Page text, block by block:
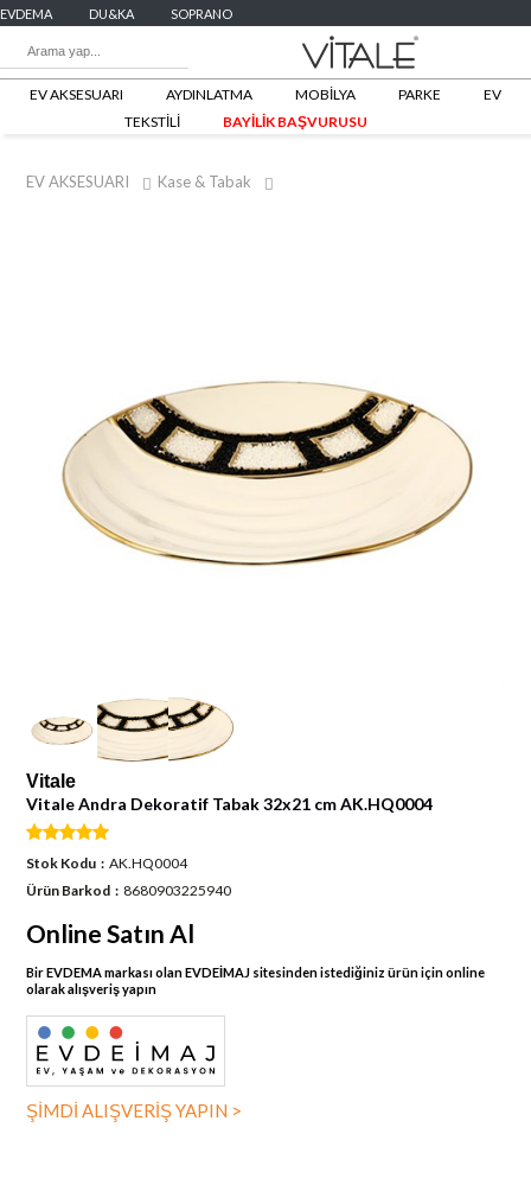
EVDEMA DU&KA SOPRANO
EV AKSESUARI AYDINLATMA MOBİLYA PARKE
EV
TEKSTİLİ
BAYİLİK BAŞVURUSU
EV AKSESUARI Kase & Tabak
Vitale
Vitale Andra Dekoratif Tabak 32x21 cm AK.HQ0004
Stok Kodu
AK.HQ0004
Ürün Barkod
8680903225940
Online Satın Al
Bir EVDEMA markası olan EVDEİMAJ sitesinden istediğiniz ürün için online
olarak alışveriş yapın
ŞİMDİ ALIŞVERİŞ YAPIN >